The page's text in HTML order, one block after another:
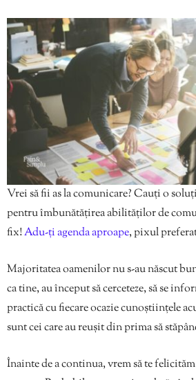
Vrei să fii as la comunicare? Cauți o
pentru îmbunătățirea abilităților de
fix!Adu-ți agenda aproape, pixul
Majoritatea oamenilor nu s-au născut
ca tine, au început să cerceteze, să se
practică cu fiecare ocazie cunoștiințele
sunt cei care au reușit din prima să
Înainte de a continua, vrem să te